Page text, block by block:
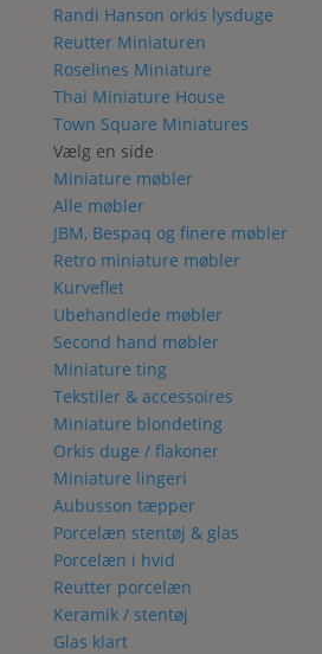
Randi Hanson orkis lysduge
Reutter Miniaturen
Roselines Miniature
Thai Miniature House
Town Square Miniatures
Vælg en side
Miniature møbler
Alle møbler
JBM, Bespaq og finere møbler
Retro miniature møbler
Kurveflet
Ubehandlede møbler
Second hand møbler
Miniature ting
Tekstiler & accessoires
Miniature blondeting
Orkis duge / flakoner
Miniature lingeri
Aubusson tæpper
Porcelæn stentøj & glas
Porcelæn i hvid
Reutter porcelæn
Keramik / stentøj
Glas klart